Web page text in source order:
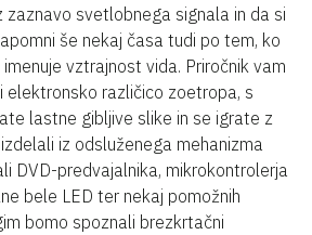
zaznavo svetlobnega signala in da si
še nekaj časa tudi po tem, ko
imenuje vztrajnost vida. Priročnik vam
različico zoetropa, s
lastne gibljive slike in se igrate z
iz odsluženega mehanizma
DVD-predvajalnika, mikrokontrolerja
bele LED ter nekaj pomožnih
bomo spoznali brezkrtačni